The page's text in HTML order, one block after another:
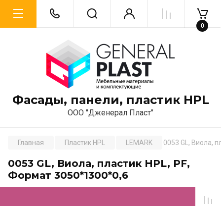
Фасады, панели, пластик HPL
ООО "Дженерал Пласт"
0
Главная Пластик HPL LEMARK 0053 GL, Виола,
0053 GL, Виола, пластик HPL, PF,
Формат 3050*1300*0,6